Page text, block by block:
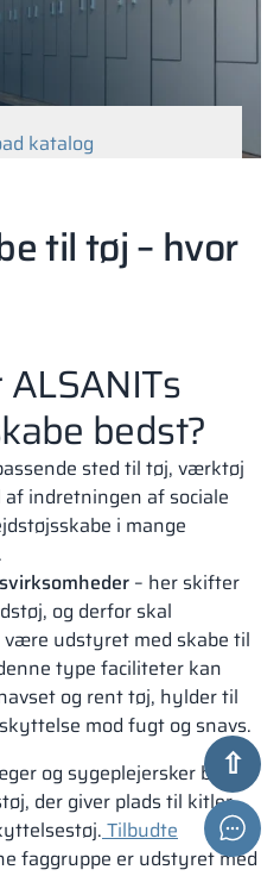
katalog
til tøj – hvor
bedst?
sted til tøj, værktøj
indretningen af sociale
i mange
– her skifter
og derfor skal
udstyret med skabe til
type faciliteter kan
og rent tøj, hylder til
mod fugt og snavs.
og sygeplejersker bruger
der giver plads til kitler,
Tilbudte
faggruppe er udstyret med